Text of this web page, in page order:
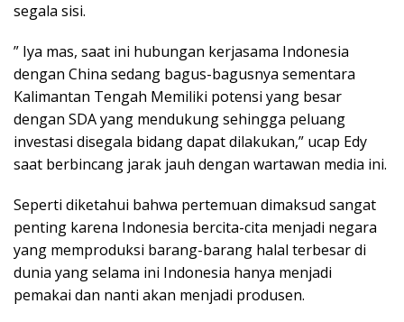
segala sisi.
” Iya mas, saat ini hubungan kerjasama Indonesia
dengan China sedang bagus-bagusnya sementara
Kalimantan Tengah Memiliki potensi yang besar
dengan SDA yang mendukung sehingga peluang
investasi disegala bidang dapat dilakukan,” ucap Edy
saat berbincang jarak jauh dengan wartawan media ini.
Seperti diketahui bahwa pertemuan dimaksud sangat
penting karena Indonesia bercita-cita menjadi negara
yang memproduksi barang-barang halal terbesar di
dunia yang selama ini Indonesia hanya menjadi
pemakai dan nanti akan menjadi produsen.